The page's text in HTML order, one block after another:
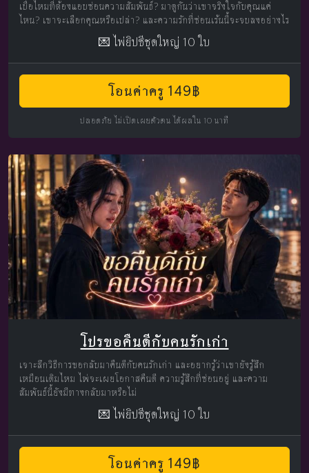
เบื่อไหมที่ต้องแอบซ่อนความสัมพันธ์? มาดูกันว่าเขาจริงใจกับคุณแค่
ไหน? เขาจะเลือกคุณหรือเปล่า? และความรักที่ซ่อนเร้นนี้จะจบลงอย่างไร
💌 ไพ่ยิปซีชุดใหญ่ 10 ใบ
โอนค่าครู 149฿
ปลอดภัย ไม่เปิดเผยตัวตน ได้ผลใน 10 นาที
โปรขอคืนดีกับคนรักเก่า
เจาะลึกวิธีการขอกลับมาคืนดีกับคนรักเก่า และอยากรู้ว่าเขายังรู้สึก
เหมือนเดิมไหม ไพ่จะเผยโอกาสคืนดี ความรู้สึกที่ซ่อนอยู่ และความ
สัมพันธ์นี้ยังมีทางกลับมาหรือไม่
💌 ไพ่ยิปซีชุดใหญ่ 10 ใบ
โอนค่าครู 149฿